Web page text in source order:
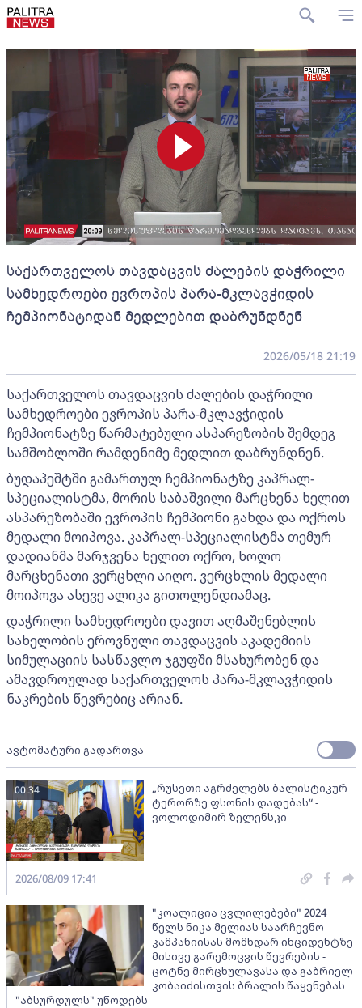
საქართველოს თავდაცვის ძალების დაჭრილი
სამხედროები ევროპის პარა-მკლავჭიდის
ჩემპიონატიდან მედლებით დაბრუნდნენ
2026/05/18 21:19
საქართველოს თავდაცვის ძალების დაჭრილი
სამხედროები ევროპის პარა-მკლავჭიდის
ჩემპიონატზე წარმატებული ასპარეზობის შემდეგ
სამშობლოში რამდენიმე მედლით დაბრუნდნენ.
ბუდაპეშტში გამართულ ჩემპიონატზე კაპრალ-
სპეციალისტმა, მორის საბაშვილი მარცხენა ხელით
ასპარეზობაში ევროპის ჩემპიონი გახდა და ოქროს
მედალი მოიპოვა. კაპრალ-სპეციალისტმა თემურ
დადიანმა მარჯვენა ხელით ოქრო, ხოლო
მარცხენათი ვერცხლი აიღო. ვერცხლის მედალი
მოიპოვა ასევე ალიკა გითოლენდიამაც.
დაჭრილი სამხედროები დავით აღმაშენებლის
სახელობის ეროვნული თავდაცვის აკადემიის
სიმულაციის სასწავლო ჯგუფში მსახურობენ და
ამავდროულად საქართველოს პარა-მკლავჭიდის
ნაკრების წევრებიც არიან.
ავტომატური გადართვა
„რუსეთი აგრძელებს ბალისტიკურ
ტერორზე ფსონის დადებას“ -
ვოლოდიმირ ზელენსკი
00:34
2026/08/09 17:41
"კოალიცია ცვლილებები" 2024
წელს ნიკა მელიას საარჩევნო
კამპანიისას მომხდარ ინციდენტზე
მისივე გარემოცვის წევრების -
ცოტნე მირცხულავასა და გაბრიელ
კობაიძისთვის ბრალის წაყენებას
"აბსურდულს" უწოდებს